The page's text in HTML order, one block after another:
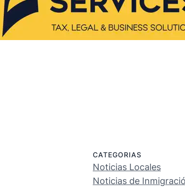
CATEGORIAS
Noticias Locales
Noticias de